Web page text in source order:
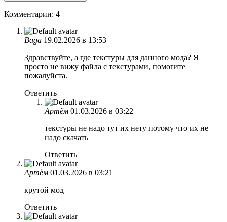
Комментарии: 4
Baga 19.02.2026 в 13:53
Здравствуйте, а где текстуры для данного мода? Я
просто не вижу файла с текстурами, помогите
пожалуйста.
Ответить
Артëм 01.03.2026 в 03:22
текстуры не надо тут их нету потому что их не
надо скачать
Ответить
Артëм 01.03.2026 в 03:21
крутой мод
Ответить